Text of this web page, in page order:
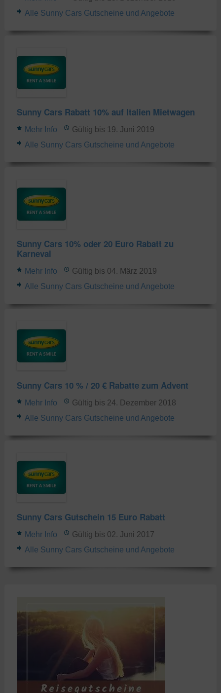
Alle Sunny Cars Gutscheine und Angebote
Sunny Cars Rabatt 10% auf Italien Mietwagen
Mehr Info
Gültig bis 19. Juni 2019
Alle Sunny Cars Gutscheine und Angebote
Sunny Cars 10% oder 20 Euro Rabatt zu
Karneval
Mehr Info
Gültig bis 04. März 2019
Alle Sunny Cars Gutscheine und Angebote
Sunny Cars 10 % / 20 € Rabatte zum Advent
Mehr Info
Gültig bis 24. Dezember 2018
Alle Sunny Cars Gutscheine und Angebote
Sunny Cars Gutschein 15 Euro Rabatt
Mehr Info
Gültig bis 02. Juni 2017
Alle Sunny Cars Gutscheine und Angebote